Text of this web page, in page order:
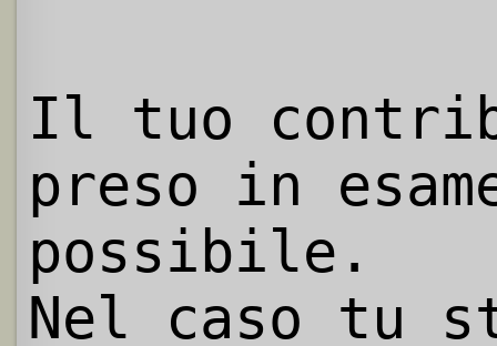
Il tuo
preso in
possibile.
Nel caso tu